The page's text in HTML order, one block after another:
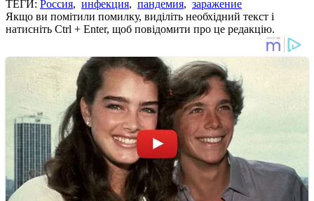
ТЕГИ: Россия, инфекция, пандемия, заражение
Якщо ви помітили помилку, виділіть необхідний текст і
натисніть Ctrl + Enter, щоб повідомити про це редакцію.